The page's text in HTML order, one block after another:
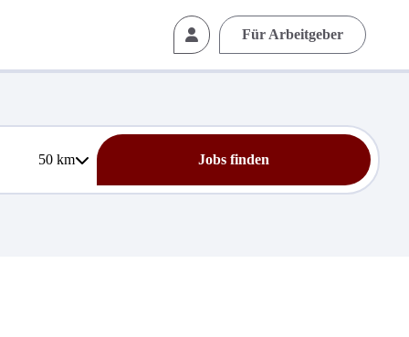
Für Arbeitgeber
50km Jobs finden